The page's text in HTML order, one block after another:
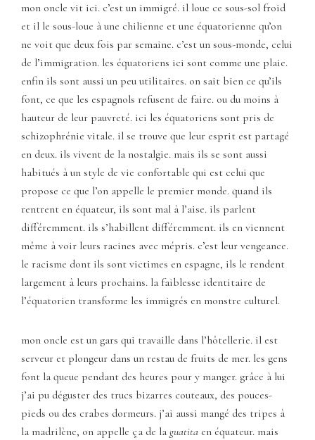
mon oncle vit ici. c’est un immigré. il loue ce sous-sol froid
et il le sous-loue à une chilienne et une équatorienne qu’on
ne voit que deux fois par semaine. c’est un sous-monde, celui
de l’immigration. les équatoriens ici sont comme une plaie.
enfin ils sont aussi un peu utilitaires. on sait bien ce qu’ils
font, ce que les espagnols refusent de faire. ou du moins à
hauteur de leur pauvreté. ici les équatoriens sont pris de
schizophrénie vitale. il se trouve que leur esprit est partagé
en deux. ils vivent de la nostalgie. mais ils se sont aussi
habitués à un style de vie confortable qui est celui que
propose ce que l’on appelle le premier monde. quand ils
rentrent en équateur, ils sont mal à l’aise. ils parlent
différemment. ils s’habillent différemment. ils en viennent
même à voir leurs racines avec mépris. c’est leur vengeance.
le racisme dont ils sont victimes en espagne, ils le rendent
largement à leurs prochains. la faiblesse identitaire de
l’équatorien transforme les immigrés en monstre culturel.
mon oncle est un gars qui travaille dans l’hôtellerie. il est
serveur et plongeur dans un restau de fruits de mer. les gens
font la queue pendant des heures pour y manger. grâce à lui
j’ai pu déguster des trucs bizarres couteaux, des pouces-
pieds ou des crabes dormeurs. j’ai aussi mangé des tripes à
la madrilène, on appelle ça de la guatita en équateur. mais